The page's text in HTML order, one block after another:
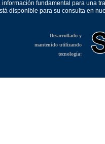
fundamental para una
disponible para su consulta en
Desarrollado y
mantenido utilizando
tecnología: